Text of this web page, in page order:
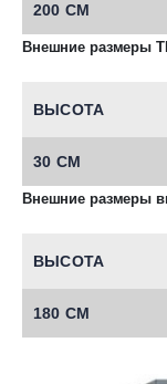
200 СМ
Внешние размеры
ВЫСОТА
30 СМ
Внешние размеры
ВЫСОТА
180 СМ